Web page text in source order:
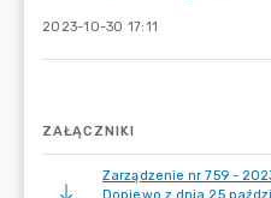
2023-10-30 17:11
ZAŁĄCZNIKI
Zarządzenie nr 759 -